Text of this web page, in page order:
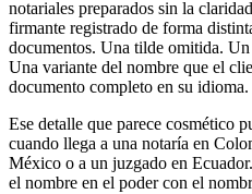
notariales preparados sin la
firmante registrado de forma
documentos. Una tilde omitida.
Una variante del nombre que el
documento completo en su idioma.
Ese detalle que parece cosmético
cuando llega a una notaría en
México o a un juzgado en
el nombre en el poder con el